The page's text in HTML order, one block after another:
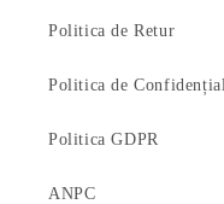
Politica de Retur
Politica de
Politica GDPR
ANPC